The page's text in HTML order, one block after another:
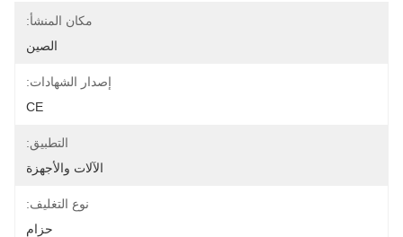
مكان المنشأ:
الصين
إصدار الشهادات:
CE
التطبيق:
الآلات والأجهزة
نوع التغليف:
حزام